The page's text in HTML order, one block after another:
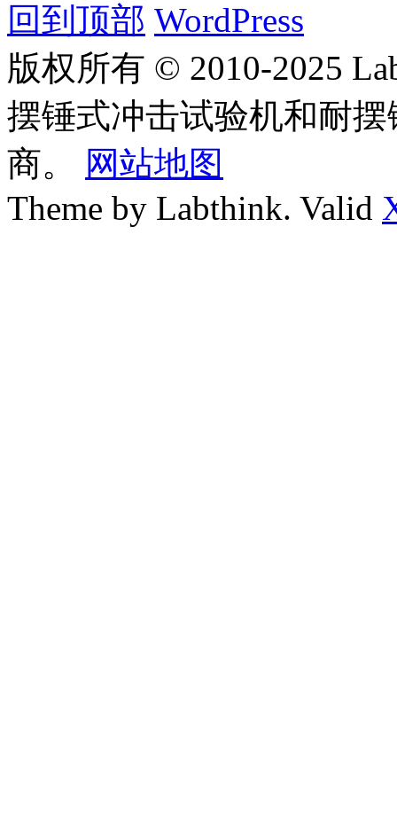
回到顶部 WordPress
版权所有 © 2010-2025
摆锤式冲击试验机和耐
商。
网站地图
Theme by Labthink. Valid